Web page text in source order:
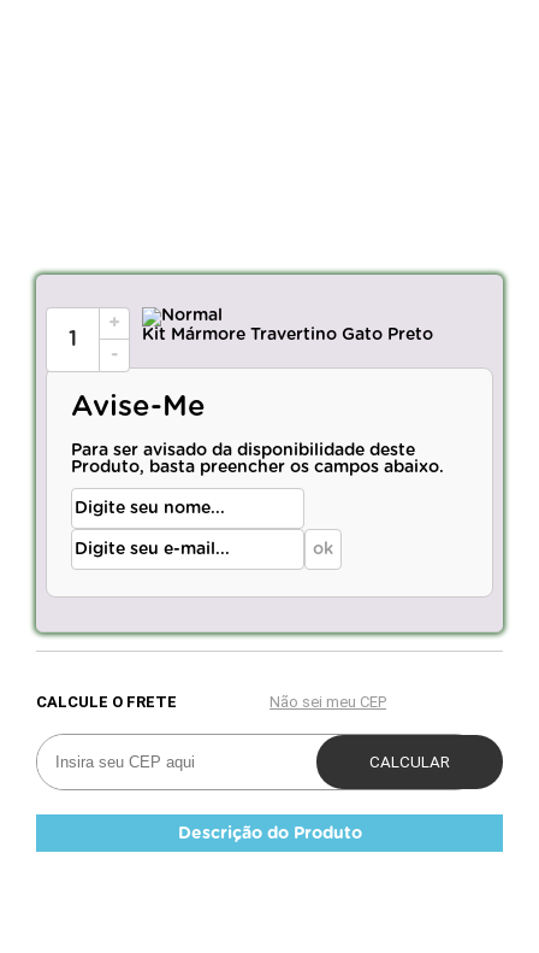
+
-
Kit Mármore Travertino Gato Preto
Avise-Me
Para ser avisado da disponibilidade deste
Produto, basta preencher os campos abaixo.
Descrição do Produto